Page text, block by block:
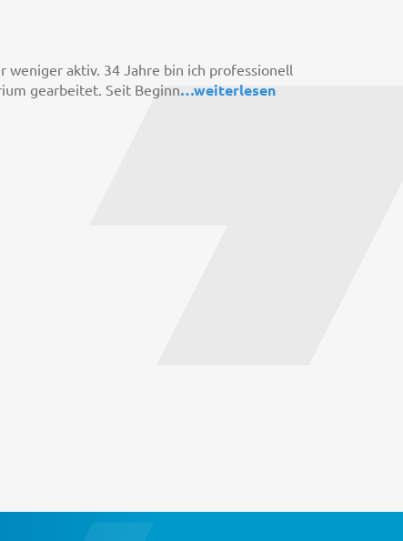
aktiv. 34 Jahre bin ich professionell
gearbeitet. Seit Beginn…weiterlesen